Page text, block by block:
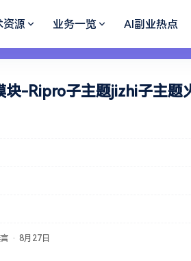
资源 业务一览 AI副业热点
块-Ripro子主题jizhi子主题
· 8月27日